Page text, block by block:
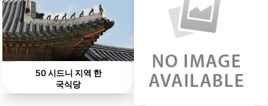
50 시드니 지역 한
국식당